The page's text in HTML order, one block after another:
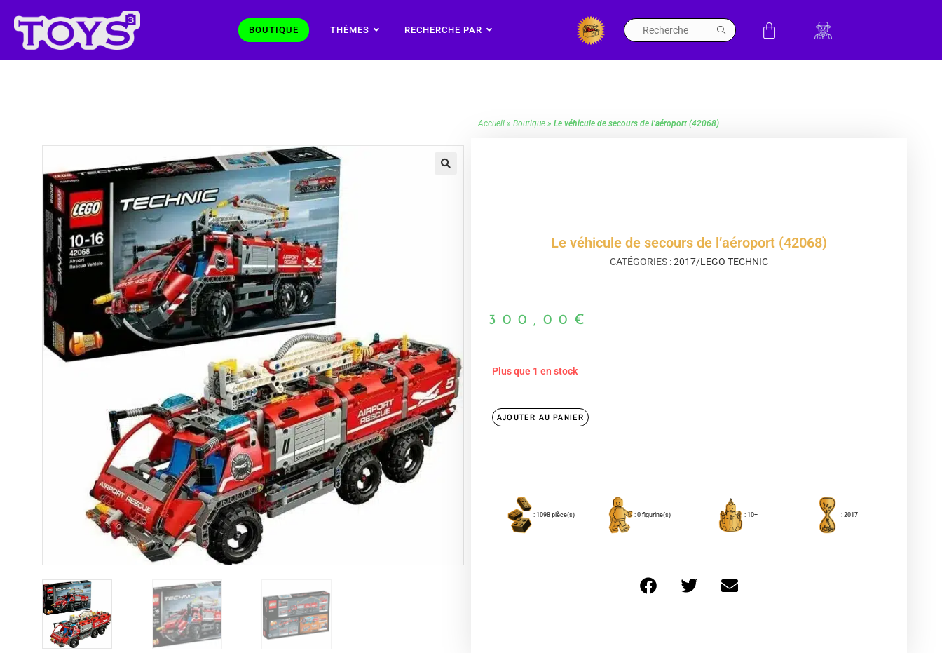
BOUTIQUE THÈMES RECHERCHE PAR
Accueil » Boutique » Le véhicule de secours de l’aéroport (42068)
Le véhicule de secours de l’aéroport (42068)
CATÉGORIES :2017/LEGO TECHNIC
300,00 €
Plus que 1 en stock
AJOUTER AU PANIER
: 1098 pièce(s) : 0 figurine(s) : 10+ : 2017